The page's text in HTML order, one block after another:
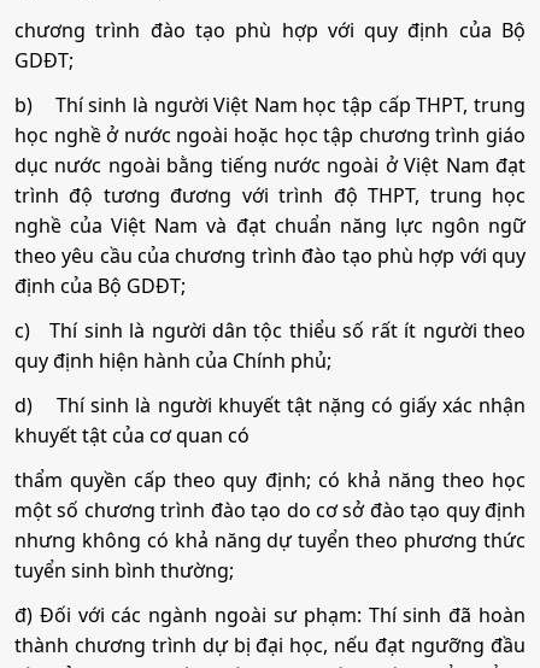
chương trình đào tạo phù hợp với quy định của Bộ
GDĐT;
b) Thí sinh là người Việt Nam học tập cấp THPT, trung
học nghề ở nước ngoài hoặc học tập chương trình giáo
dục nước ngoài bằng tiếng nước ngoài ở Việt Nam đạt
trình độ tương đương với trình độ THPT, trung học
nghề của Việt Nam và đạt chuẩn năng lực ngôn ngữ
theo yêu cầu của chương trình đào tạo phù hợp với quy
định của Bộ GDĐT;
c)Thí sinh là người dân tộc thiểu số rất ít người theo
quy định hiện hành của Chính phủ;
d)Thí sinh là người khuyết tật nặng có giấy xác nhận
khuyết tật của cơ quan có
thẩm quyền cấp theo quy định; có khả năng theo học
một số chương trình đào tạo do cơ sở đào tạo quy định
nhưng không có khả năng dự tuyển theo phương thức
tuyển sinh bình thường;
đ) Đối với các ngành ngoài sư phạm: Thí sinh đã hoàn
thành chương trình dự bị đại học, nếu đạt ngưỡng đầu